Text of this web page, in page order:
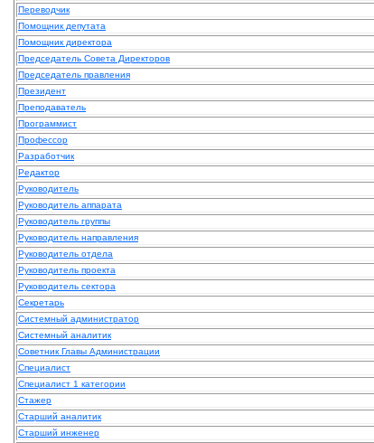
Переводчик
Помощник депутата
Помощник директора
Председатель Совета Директоров
Председатель правления
Президент
Преподаватель
Программист
Профессор
Разработчик
Редактор
Руководитель
Руководитель аппарата
Руководитель группы
Руководитель направления
Руководитель отдела
Руководитель проекта
Руководитель сектора
Секретарь
Системный администратор
Системный аналитик
Советник Главы Администрации
Специалист
Специалист 1 категории
Стажер
Старший аналитик
Старший инженер